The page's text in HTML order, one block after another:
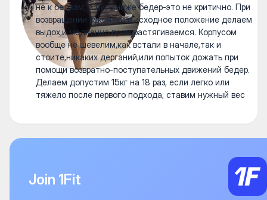
не к бедрам, а чуть ниже бедер-это не критично. При
возвращении рукоятки в исходное положение делаем
выдох,и медленно прям растягиваемся. Корпусом
вообще не шевелим,как встали в начале,так и
стоите,никаких дерганий,или попыток дожать при
помощи возвратно-поступательных движений бедер.
Делаем допустим 15кг на 18 раз, если легко или
тяжело после первого подхода, ставим нужный вес
Join 1Fit